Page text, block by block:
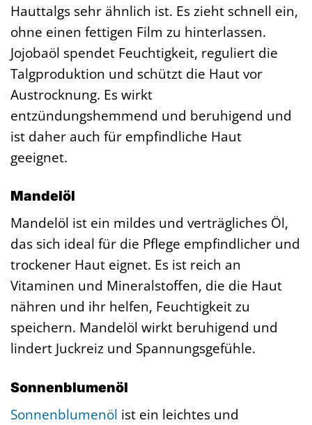
Hauttalgs sehr ähnlich ist. Es zieht schnell ein,
ohne einen fettigen Film zu hinterlassen.
Jojobaöl spendet Feuchtigkeit, reguliert die
Talgproduktion und schützt die Haut vor
Austrocknung. Es wirkt
entzündungshemmend und beruhigend und
ist daher auch für empfindliche Haut
geeignet.
Mandelöl
Mandelöl ist ein mildes und verträgliches Öl,
das sich ideal für die Pflege empfindlicher und
trockener Haut eignet. Es ist reich an
Vitaminen und Mineralstoffen, die die Haut
nähren und ihr helfen, Feuchtigkeit zu
speichern. Mandelöl wirkt beruhigend und
lindert Juckreiz und Spannungsgefühle.
Sonnenblumenöl
Sonnenblumenöl ist ein leichtes und